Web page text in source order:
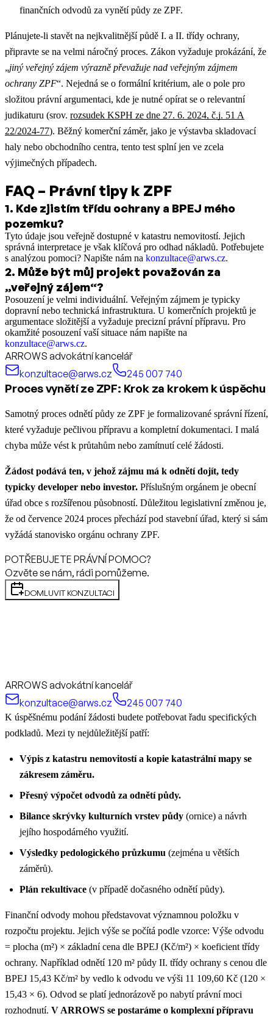
finančních odvodů za vynětí půdy ze ZPF.
Plánujete-li stavět na nejkvalitnější půdě I. a II. třídy ochrany,
připravte se na velmi náročný proces. Zákon vyžaduje prokázání, že
„jiný veřejný zájem výrazně převažuje nad veřejným zájmem
ochrany ZPF“. Nejedná se o formální kritérium, ale o pole pro
složitou právní argumentaci, kde je nutné opírat se o relevantní
judikaturu (srov. rozsudek KSPH ze dne 27. 6. 2024, č.j. 51 A
22/2024-77). Běžný komerční záměr, jako je výstavba skladovací
haly nebo obchodního centra, tento test splní jen ve zcela
výjimečných případech.
FAQ – Právní tipy k ZPF
1. Kde zjistím třídu ochrany a BPEJ mého
pozemku?
Tyto údaje jsou veřejně dostupné v katastru nemovitostí. Jejich
správná interpretace je však klíčová pro odhad nákladů. Potřebujete
s analýzou pomoci? Napište nám na konzultace@arws.cz.
2. Může být můj projekt považován za
„veřejný zájem“?
Posouzení je velmi individuální. Veřejným zájmem je typicky
dopravní nebo technická infrastruktura. U komerčních projektů je
argumentace složitější a vyžaduje precizní právní přípravu. Pro
okamžité posouzení vaší situace nám napište na
konzultace@arws.cz.
ARROWS advokátní kancelář
konzultace@arws.cz
245 007 740
Proces vynětí ze ZPF: Krok za krokem k úspěchu
Samotný proces odnětí půdy ze ZPF je formalizované správní řízení,
které vyžaduje pečlivou přípravu a kompletní dokumentaci. I malá
chyba může vést k průtahům nebo zamítnutí celé žádosti.
Žádost podává ten, v jehož zájmu má k odnětí dojít, tedy
typicky developer nebo investor. Příslušným orgánem je obecní
úřad obce s rozšířenou působností. Důležitou legislativní změnou je,
že od července 2024 proces přechází pod stavební úřad, který si sám
vyžádá stanovisko orgánu ochrany ZPF.
POTŘEBUJETE PRÁVNÍ POMOC?
Ozvěte se nám, rádi pomůžeme.
DOMLUVIT KONZULTACI
ARROWS advokátní kancelář
konzultace@arws.cz
245 007 740
K úspěšnému podání žádosti budete potřebovat řadu specifických
podkladů. Mezi ty nejdůležitější patří:
Výpis z katastru nemovitostí a kopie katastrální mapy se
zákresem záměru.
Přesný výpočet odvodů za odnětí půdy.
Bilance skrývky kulturních vrstev půdy (ornice) a návrh
jejího hospodárného využití.
Výsledky pedologického průzkumu (zejména u větších
záměrů).
Plán rekultivace (v případě dočasného odnětí půdy).
Finanční odvody mohou představovat významnou položku v
rozpočtu projektu. Jejich výše se počítá podle vzorce: Výše odvodu
= plocha (m²) × základní cena dle BPEJ (Kč/m²) × koeficient třídy
ochrany. Například odnětí 120 m² půdy II. třídy ochrany s cenou dle
BPEJ 15,43 Kč/m² by vedlo k odvodu ve výši 11 109,60 Kč (120 ×
15,43 × 6). Odvod se platí jednorázově po nabytí právní moci
rozhodnutí. V ARROWS se postaráme o komplexní přípravu